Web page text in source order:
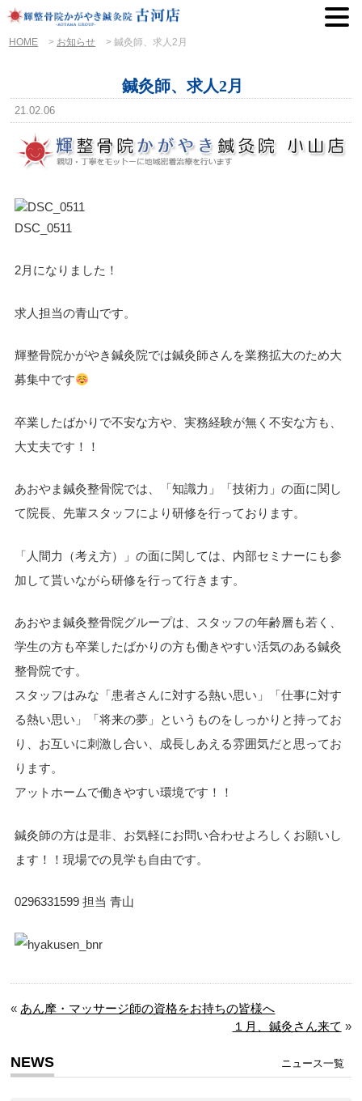
HOME > お知らせ >鍼灸師、求人2月
鍼灸師、求人2月
21.02.06
DSC_0511
2月になりました！
求人担当の青山です。
輝整骨院かがやき鍼灸院では鍼灸師さんを業務拡大のため大
募集中です
卒業したばかりで不安な方や、実務経験が無く不安な方も、
大丈夫です！！
あおやま鍼灸整骨院では、「知識力」「技術力」の面に関し
て院長、先輩スタッフにより研修を行っております。
「人間力（考え方）」の面に関しては、内部セミナーにも参
加して貰いながら研修を行って行きます。
あおやま鍼灸整骨院グループは、スタッフの年齢層も若く、
学生の方も卒業したばかりの方も働きやすい活気のある鍼灸
整骨院です。
スタッフはみな「患者さんに対する熱い思い」「仕事に対す
る熱い思い」「将来の夢」というものをしっかりと持ってお
り、お互いに刺激し合い、成長しあえる雰囲気だと思ってお
ります。
アットホームで働きやすい環境です！！
鍼灸師の方は是非、お気軽にお問い合わせよろしくお願いし
ます！！現場での見学も自由です。
0296331599 担当 青山
« あん摩・マッサージ師の資格をお持ちの皆様へ
１月、鍼灸さん来て »
NEWS ニュース一覧